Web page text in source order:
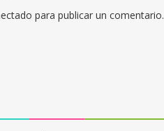
para publicar un comentario.